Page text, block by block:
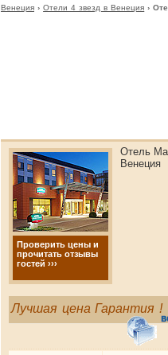
Венеция ›Отели 4 звезд в Венеция ›
Проверить цены и
прочитать отзывы
гостей ›››
Отель
Венеция
Лучшая цена Гарантия !